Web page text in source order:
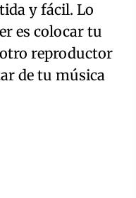
y fácil. Lo
es colocar tu
reproductor
de tu música